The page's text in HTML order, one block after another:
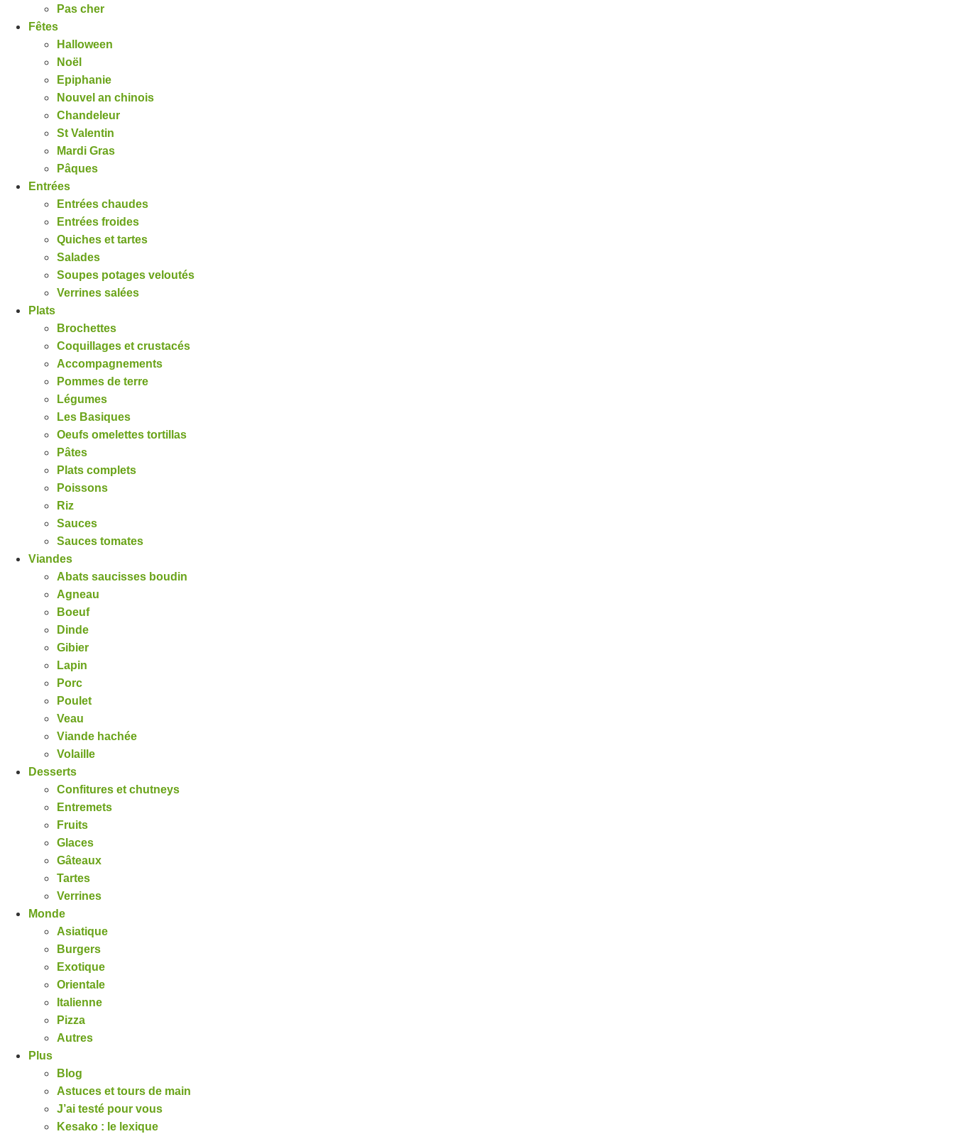
Pas cher
Fêtes
Halloween
Noël
Epiphanie
Nouvel an chinois
Chandeleur
St Valentin
Mardi Gras
Pâques
Entrées
Entrées chaudes
Entrées froides
Quiches et tartes
Salades
Soupes potages veloutés
Verrines salées
Plats
Brochettes
Coquillages et crustacés
Accompagnements
Pommes de terre
Légumes
Les Basiques
Oeufs omelettes tortillas
Pâtes
Plats complets
Poissons
Riz
Sauces
Sauces tomates
Viandes
Abats saucisses boudin
Agneau
Boeuf
Dinde
Gibier
Lapin
Porc
Poulet
Veau
Viande hachée
Volaille
Desserts
Confitures et chutneys
Entremets
Fruits
Glaces
Gâteaux
Tartes
Verrines
Monde
Asiatique
Burgers
Exotique
Orientale
Italienne
Pizza
Autres
Plus
Blog
Astuces et tours de main
J’ai testé pour vous
Kesako : le lexique